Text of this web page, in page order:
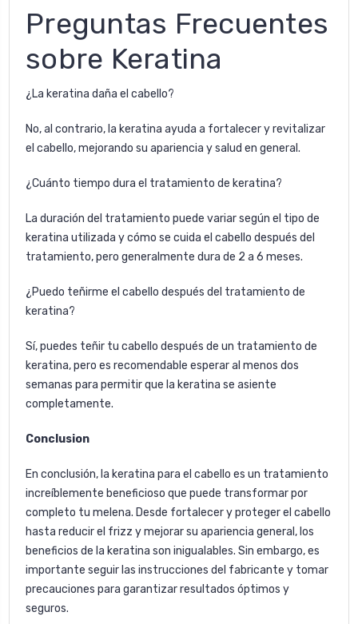
Preguntas Frecuentes
sobre Keratina
¿La keratina daña el cabello?
No, al contrario, la keratina ayuda a fortalecer y revitalizar
el cabello, mejorando su apariencia y salud en general.
¿Cuánto tiempo dura el tratamiento de keratina?
La duración del tratamiento puede variar según el tipo de
keratina utilizada y cómo se cuida el cabello después del
tratamiento, pero generalmente dura de 2 a 6 meses.
¿Puedo teñirme el cabello después del tratamiento de
keratina?
Sí, puedes teñir tu cabello después de un tratamiento de
keratina, pero es recomendable esperar al menos dos
semanas para permitir que la keratina se asiente
completamente.
Conclusion
En conclusión, la keratina para el cabello es un tratamiento
increíblemente beneficioso que puede transformar por
completo tu melena. Desde fortalecer y proteger el cabello
hasta reducir el frizz y mejorar su apariencia general, los
beneficios de la keratina son inigualables. Sin embargo, es
importante seguir las instrucciones del fabricante y tomar
precauciones para garantizar resultados óptimos y
seguros.